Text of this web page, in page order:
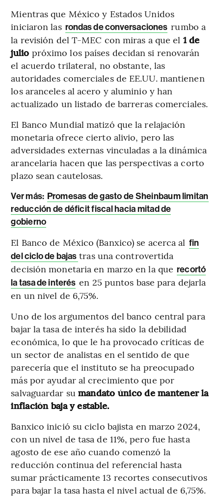
Mientras que México y Estados Unidos
iniciaron las rondas de conversaciones rumbo a
la revisión del T-MEC con miras a que el 1 de
julio próximo los países decidan si renovarán
el acuerdo trilateral, no obstante, las
autoridades comerciales de EE.UU. mantienen
los aranceles al acero y aluminio y han
actualizado un listado de barreras comerciales.
El Banco Mundial matizó que la relajación
monetaria ofrece cierto alivio, pero las
adversidades externas vinculadas a la dinámica
arancelaria hacen que las perspectivas a corto
plazo sean cautelosas.
Ver más: Promesas de gasto de Sheinbaum limitan
reducción de déficit fiscal hacia mitad de
gobierno
El Banco de México (Banxico) se acerca al fin
del ciclo de bajas tras una controvertida
decisión monetaria en marzo en la que recortó
la tasa de interés en 25 puntos base para dejarla
en un nivel de 6,75%.
Uno de los argumentos del banco central para
bajar la tasa de interés ha sido la debilidad
económica, lo que le ha provocado críticas de
un sector de analistas en el sentido de que
parecería que el instituto se ha preocupado
más por ayudar al crecimiento que por
salvaguardar su mandato único de mantener la
inflación baja y estable.
Banxico inició su ciclo bajista en marzo 2024,
con un nivel de tasa de 11%, pero fue hasta
agosto de ese año cuando comenzó la
reducción continua del referencial hasta
sumar prácticamente 13 recortes consecutivos
para bajar la tasa hasta el nivel actual de 6,75%.